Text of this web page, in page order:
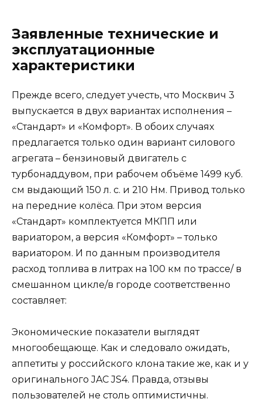
Заявленные технические и
эксплуатационные
характеристики
Прежде всего, следует учесть, что Москвич 3
выпускается в двух вариантах исполнения –
«Стандарт» и «Комфорт». В обоих случаях
предлагается только один вариант силового
агрегата – бензиновый двигатель с
турбонаддувом, при рабочем объёме 1499 куб.
см выдающий 150 л. с. и 210 Нм. Привод только
на передние колёса. При этом версия
«Стандарт» комплектуется МКПП или
вариатором, а версия «Комфорт» – только
вариатором. И по данным производителя
расход топлива в литрах на 100 км по трассе/ в
смешанном цикле/в городе соответственно
составляет:
Экономические показатели выглядят
многообещающе. Как и следовало ожидать,
аппетиты у российского клона такие же, как и у
оригинального JAC JS4. Правда, отзывы
пользователей не столь оптимистичны.